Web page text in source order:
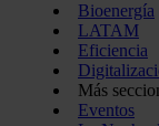
Bioenergía
LATAM
Eficiencia
Más
Eventos